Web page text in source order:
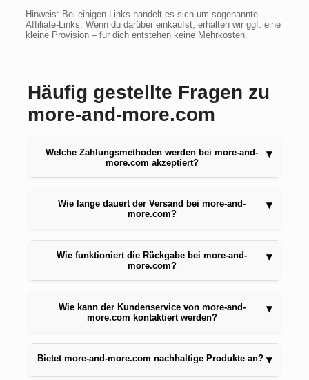
Hinweis: Bei einigen Links handelt es sich um sogenannte
Affiliate-Links. Wenn du darüber einkaufst, erhalten wir ggf. eine
kleine Provision – für dich entstehen keine Mehrkosten.
Häufig gestellte Fragen zu
more-and-more.com
Welche Zahlungsmethoden werden bei more-and-
more.com akzeptiert?
▾
Wie lange dauert der Versand bei more-and-
more.com?
▾
Wie funktioniert die Rückgabe bei more-and-
more.com?
▾
Wie kann der Kundenservice von more-and-
more.com kontaktiert werden?
▾
Bietet more-and-more.com nachhaltige Produkte an? ▾